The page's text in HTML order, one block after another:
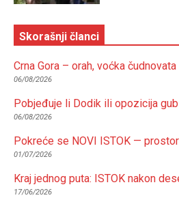
Skorašnji članci
Crna Gora – orah, voćka čudnovata
06/08/2026
Pobjeđuje li Dodik ili opozicija
06/08/2026
Pokreće se NOVI ISTOK —
01/07/2026
Kraj jednog puta: ISTOK nakon
17/06/2026